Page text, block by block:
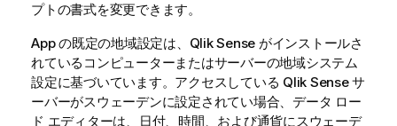
プトの書式を変更できます。
App の既定の地域設定は、 Qlik Sense がインストールさ
れているコンピューターまたはサーバーの地域システム
設定に基づいています。アクセスしている Qlik Senseサ
ーバーがスウェーデンに設定されてい場合、データ ロー
ド エディターは、日付、時間、および通貨にスウェーデ